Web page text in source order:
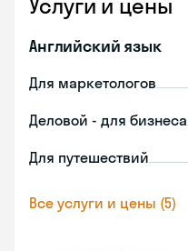
Услуги и цены
Английский язык
Для маркетологов
Деловой - для бизнеса
Для путешествий
Все услуги и цены (5)